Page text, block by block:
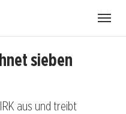
sieben
aus und treibt